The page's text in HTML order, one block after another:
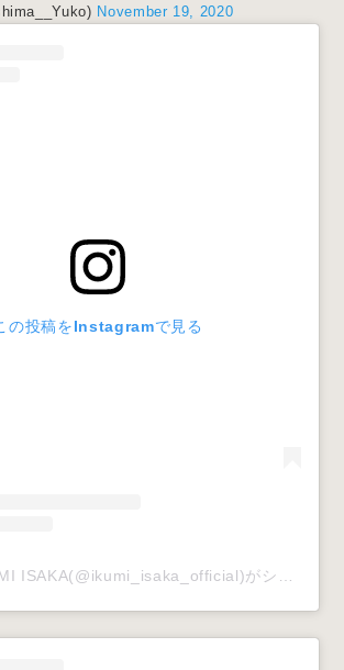
November 19, 2020
の投稿をInstagramで見る